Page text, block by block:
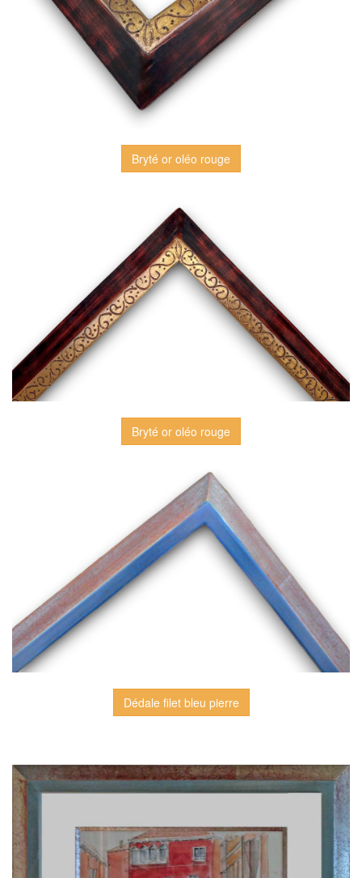
Bryté or oléo rouge
Bryté or oléo rouge
Dédale filet bleu pierre